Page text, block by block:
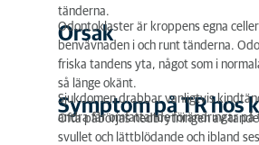
tänderna.
Orsak
Odontoklaster är kroppens egna
benvävnaden i och runt tänderna.
friska tandens yta, något som i
så länge okänt.
Symptom på TR hos
Sjukdomen drabbar vanligtvis
andra får omfattande förändringar på
Ofta påbörjas nedbrytningen av
svullet och lättblödande och ibland